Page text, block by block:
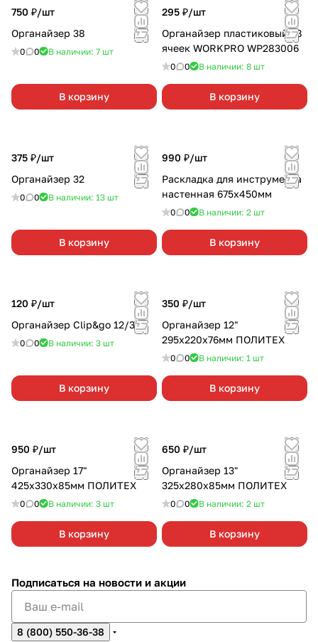
750 ₽/шт
Органайзер 38
0 0 В наличии: 7 шт
В корзину
295 ₽/шт
Органайзер пластиковый 18
ячеек WORKPRO WP283006
0 0 В наличии: 8 шт
В корзину
375 ₽/шт
Органайзер 32
0 0 В наличии: 13 шт
В корзину
990 ₽/шт
Раскладка для инструмента
настенная 675х450мм
0 0 В наличии: 2 шт
В корзину
120 ₽/шт
Органайзер Clip&go 12/36
0 0 В наличии: 3 шт
В корзину
350 ₽/шт
Органайзер 12"
295х220х76мм ПОЛИТЕХ
0 0 В наличии: 1 шт
В корзину
950 ₽/шт
Органайзер 17"
425х330х85мм ПОЛИТЕХ
0 0 В наличии: 3 шт
В корзину
650 ₽/шт
Органайзер 13"
325х280х85мм ПОЛИТЕХ
0 0 В наличии: 2 шт
В корзину
Подписаться на новости и акции
8 (800) 550-36-38